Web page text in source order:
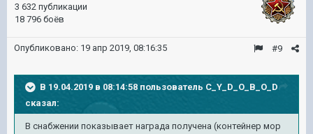
3 632 публикации
18 796 боёв
#9
Опубликовано: 19 апр 2019, 08:16:35
В 19.04.2019 в 08:14:58 пользователь C_Y_D_O_B_O_D
сказал:
В снабжении показывает награда получена (контейнер мор